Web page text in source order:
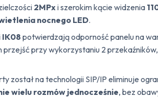
2MPxi szerokim kącie widzenia
nocnego LED.
IK08 potwierdzają odporność panelu na
przejść przy wykorzystaniu 2
został na technologii SIP/IP eliminuje
wielu rozmów jednocześnie, bez